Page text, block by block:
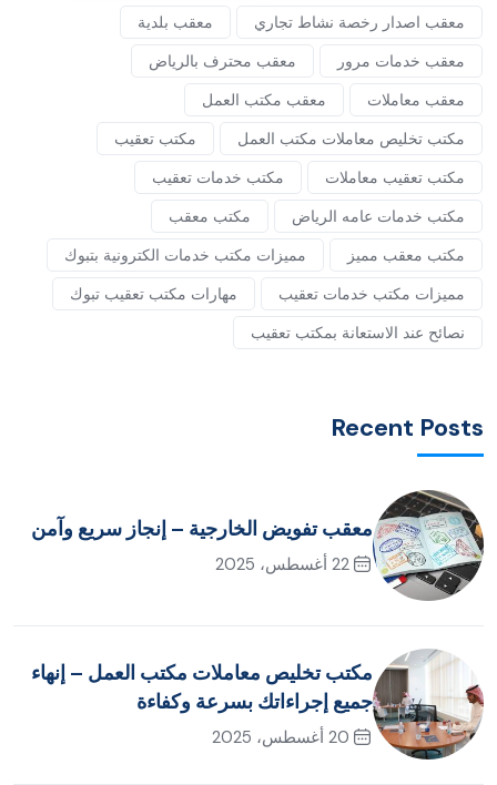
معقب اصدار رخصة نشاط تجاري
معقب بلدية
معقب خدمات مرور
معقب محترف بالرياض
معقب معاملات
معقب مكتب العمل
مكتب تخليص معاملات مكتب العمل
مكتب تعقيب
مكتب تعقيب معاملات
مكتب خدمات تعقيب
مكتب خدمات عامه الرياض
مكتب معقب
مكتب معقب مميز
مميزات مكتب خدمات الكترونية بتبوك
مميزات مكتب خدمات تعقيب
مهارات مكتب تعقيب تبوك
نصائح عند الاستعانة بمكتب تعقيب
Recent Posts
معقب تفويض الخارجية – إنجاز سريع وآمن
22 أغسطس، 2025
مكتب تخليص معاملات مكتب العمل – إنهاء
جميع إجراءاتك بسرعة وكفاءة
20 أغسطس، 2025